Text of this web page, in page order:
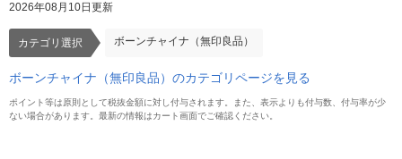
2026年08月10日更新
カテゴリ選択 ボーンチャイナ（無印良品）
ボーンチャイナ（無印良品）のカテゴリページを見る
ポイント等は原則として税抜金額に対し付与されます。また、表示よりも付与数、付与率が少
ない場合があります。最新の情報はカート画面でご確認ください。